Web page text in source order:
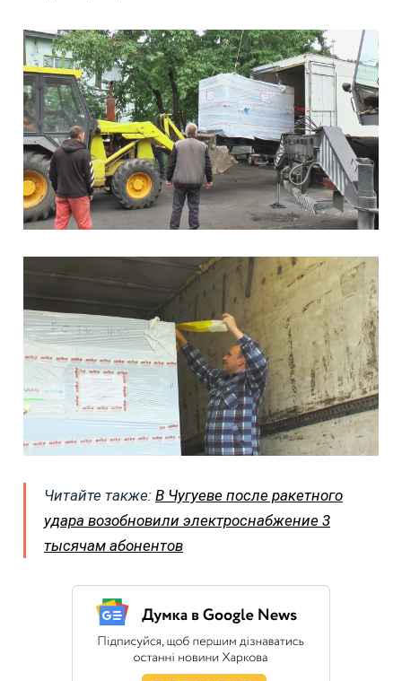
Читайте также: В Чугуеве после ракетного
удара возобновили электроснабжение 3
тысячам абонентов